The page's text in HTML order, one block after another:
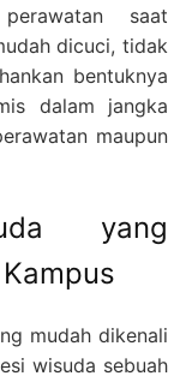
perawatan saat
dicuci, tidak
bentuknya
dalam jangka
maupun
yang
mudah dikenali
wisuda sebuah